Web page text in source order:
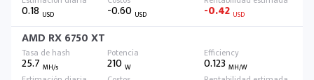
0.18 USD -0.60 USD -0.42 USD
AMD RX 6750 XT
25.7 MH/s 210W 0.123 MH/W